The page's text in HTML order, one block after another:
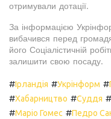
отримували дотації.
За інформацією
вибачився перед
його Соціалістичній
залишити свою посаду.
#Ірландія #Укрінформ #
#Хабарництво #Суддя #
#Маріо Гомес #Педро